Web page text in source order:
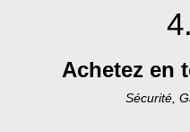
Achetez en
Sécurité,